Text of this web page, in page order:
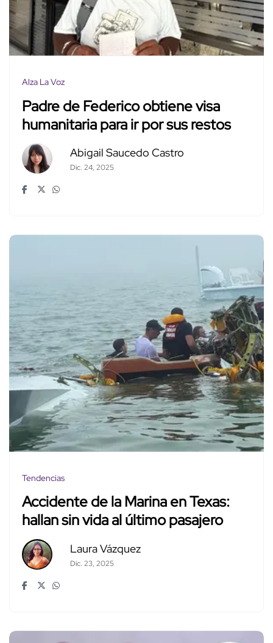
Alza La Voz
Padre de Federico obtiene visa
humanitaria para ir por sus restos
Abigail Saucedo Castro
Dic. 24, 2025
Tendencias
Accidente de la Marina en Texas:
hallan sin vida al último pasajero
Laura Vázquez
Dic. 23, 2025